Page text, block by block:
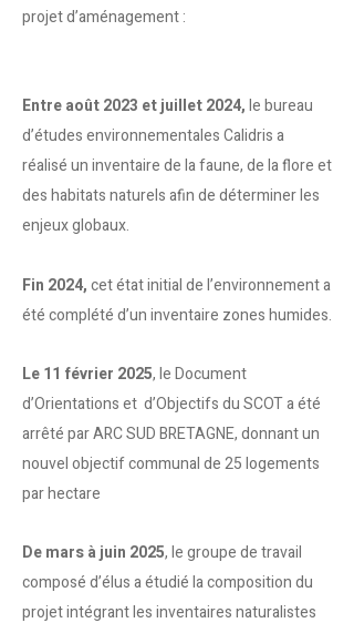
projet d’aménagement :
Entre août 2023 et juillet 2024,le bureau
d’études environnementales Calidris a
réalisé un inventaire de la faune, de la flore et
des habitats naturels afin de déterminer les
enjeux globaux.
Fin 2024,cet état initial de l’environnement a
été complété d’un inventaire zones humides.
Le 11 février 2025,le Document
d’Orientations et d’Objectifs du SCOT a été
arrêté par ARC SUD BRETAGNE, donnant un
nouvel objectif communal de 25 logements
par hectare
De mars à juin 2025,le groupe de travail
composé d’élus a étudié la composition du
projet intégrant les inventaires naturalistes